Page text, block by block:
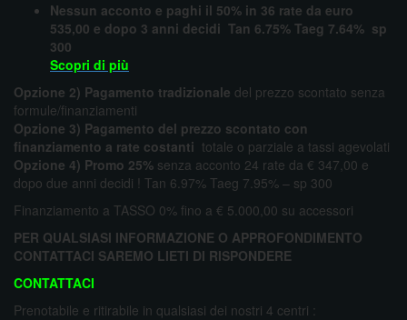
Nessun acconto e paghi il 50% in 36 rate da euro
535,00 e dopo 3 anni decidi Tan 6.75% Taeg 7.64% sp
300
Scopri di più
Opzione 2) Pagamento tradizionale del prezzo scontato senza
formule/finanziamenti
Opzione 3) Pagamento del prezzo scontato con
finanziamento a rate costanti totale o parziale a tassi agevolati
Opzione 4) Promo 25% senza acconto 24 rate da € 347,00 e
dopo due anni decidi ! Tan 6.97% Taeg 7.95% – sp 300
Finanziamento a TASSO 0% fino a € 5.000,00 su accessori
PER QUALSIASI INFORMAZIONE O APPROFONDIMENTO
CONTATTACI SAREMO LIETI DI RISPONDERE
CONTATTACI
Prenotabile e ritirabile in qualsiasi dei nostri 4 centri :